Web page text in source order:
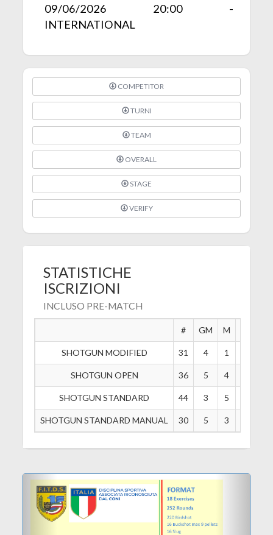
09/06/2026 20:00 -
INTERNATIONAL
COMPETITOR
TURNI
TEAM
OVERALL
STAGE
VERIFY
STATISTICHE
ISCRIZIONI
INCLUSO PRE-MATCH
# GM M
SHOTGUN MODIFIED 31 4 1
SHOTGUN OPEN 36 5 4
SHOTGUN STANDARD 44 3 5
SHOTGUN STANDARD MANUAL 30 5 3
Previous